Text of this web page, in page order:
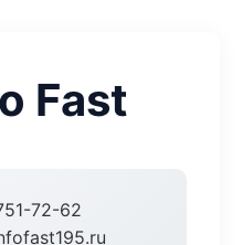
Fast
72-62